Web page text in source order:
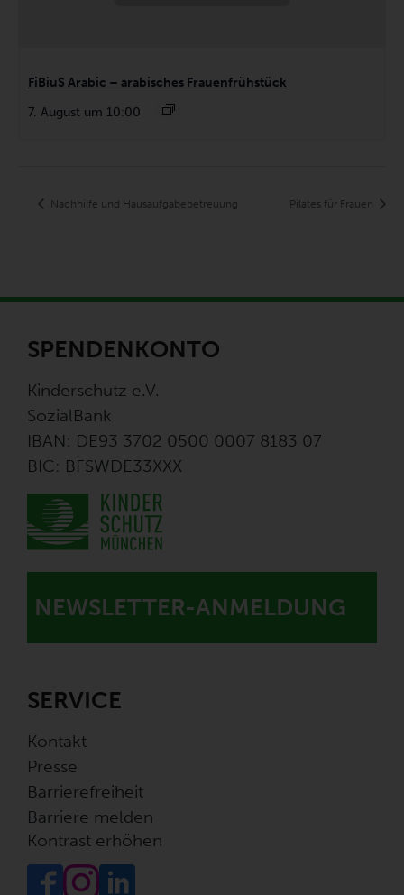
FiBiuS Arabic – arabisches Frauenfrühstück
7. August um 10:00
Nachhilfe und Hausaufgabebetreuung Pilates für Frauen
SPENDENKONTO
Kinderschutz e.V.
SozialBank
IBAN: DE93 3702 0500 0007 8183 07
BIC: BFSWDE33XXX
NEWSLETTER-ANMELDUNG
SERVICE
Kontakt
Presse
Barrierefreiheit
Barriere melden
Kontrast erhöhen